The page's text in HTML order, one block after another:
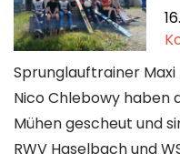
Sprunglauftrainer
Nico Chlebowy haben
Mühen gescheut und
RWV Haselbach und